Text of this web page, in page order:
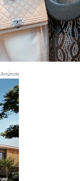
Anúncio